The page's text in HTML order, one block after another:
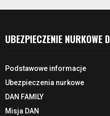
UBEZPIECZENIE NURKOWE
Podstawowe informacje
Ubezpieczenia nurkowe
DAN FAMILY
Misja DAN